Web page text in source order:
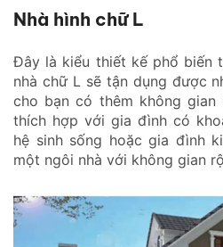
Nhà hình chữ L
Đây là kiểu thiết kế phổ biến
nhà chữ L sẽ tận dụng được
cho bạn có thêm không gian
thích hợp với gia đình có
hệ sinh sống hoặc gia đình
một ngôi nhà với không gian